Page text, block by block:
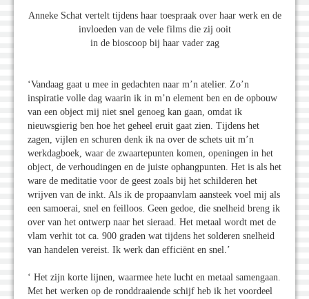
Anneke Schat vertelt tijdens haar toespraak over haar werk en de
invloeden van de vele films die zij ooit
in de bioscoop bij haar vader zag
‘Vandaag gaat u mee in gedachten naar m’n atelier. Zo’n
inspiratie volle dag waarin ik in m’n element ben en de opbouw
van een object mij niet snel genoeg kan gaan, omdat ik
nieuwsgierig ben hoe het geheel eruit gaat zien. Tijdens het
zagen, vijlen en schuren denk ik na over de schets uit m’n
werkdagboek, waar de zwaartepunten komen, openingen in het
object, de verhoudingen en de juiste ophangpunten. Het is als het
ware de meditatie voor de geest zoals bij het schilderen het
wrijven van de inkt. Als ik de propaanvlam aansteek voel mij als
een samoerai, snel en feilloos. Geen gedoe, die snelheid breng ik
over van het ontwerp naar het sieraad. Het metaal wordt met de
vlam verhit tot ca. 900 graden wat tijdens het solderen snelheid
van handelen vereist. Ik werk dan efficiënt en snel.’
‘ Het zijn korte lijnen, waarmee hete lucht en metaal samengaan.
Met het werken op de ronddraaiende schijf heb ik het voordeel